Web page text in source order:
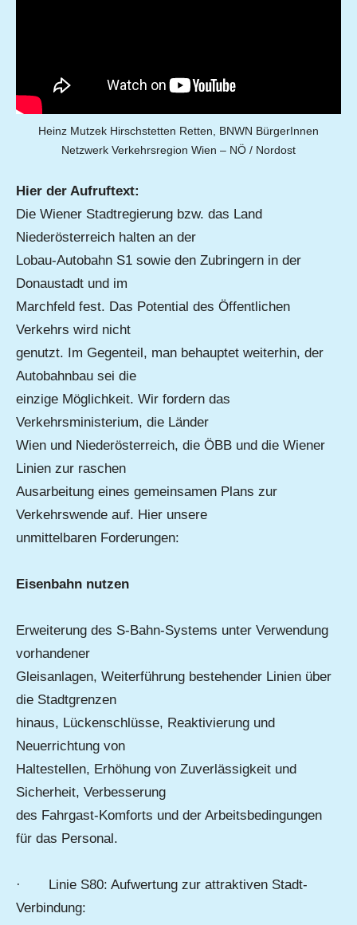
Heinz Mutzek Hirschstetten Retten, BNWN BürgerInnen
Netzwerk Verkehrsregion Wien – NÖ / Nordost
Hier der Aufruftext:
Die Wiener Stadtregierung bzw. das Land
Niederösterreich halten an der
Lobau-Autobahn S1 sowie den Zubringern in der
Donaustadt und im
Marchfeld fest. Das Potential des Öffentlichen
Verkehrs wird nicht
genutzt. Im Gegenteil, man behauptet weiterhin, der
Autobahnbau sei die
einzige Möglichkeit. Wir fordern das
Verkehrsministerium, die Länder
Wien und Niederösterreich, die ÖBB und die Wiener
Linien zur raschen
Ausarbeitung eines gemeinsamen Plans zur
Verkehrswende auf. Hier unsere
unmittelbaren Forderungen:
Eisenbahn nutzen
Erweiterung des S-Bahn-Systems unter Verwendung
vorhandener
Gleisanlagen, Weiterführung bestehender Linien über
die Stadtgrenzen
hinaus, Lückenschlüsse, Reaktivierung und
Neuerrichtung von
Haltestellen, Erhöhung von Zuverlässigkeit und
Sicherheit, Verbesserung
des Fahrgast-Komforts und der Arbeitsbedingungen
für das Personal.
· Linie S80: Aufwertung zur attraktiven Stadt-
Verbindung: